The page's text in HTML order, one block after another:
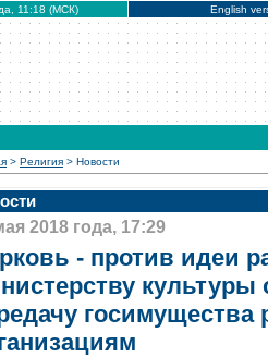
11:18 (МСК) English
> Религия > Новости
2018 года, 17:29
- против идеи
культуры
госимущества